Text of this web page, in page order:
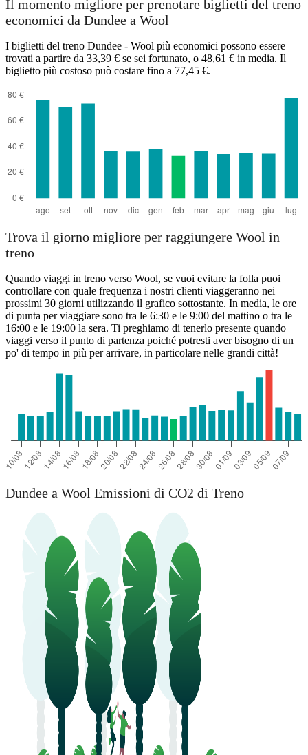
Il momento migliore per prenotare biglietti del treno
economici da Dundee a Wool
I biglietti del treno Dundee - Wool più economici possono essere
trovati a partire da 33,39 € se sei fortunato, o 48,61 € in media. Il
biglietto più costoso può costare fino a 77,45 €.
Trova il giorno migliore per raggiungere Wool in
treno
Quando viaggi in treno verso Wool, se vuoi evitare la folla puoi
controllare con quale frequenza i nostri clienti viaggeranno nei
prossimi 30 giorni utilizzando il grafico sottostante. In media, le ore
di punta per viaggiare sono tra le 6:30 e le 9:00 del mattino o tra le
16:00 e le 19:00 la sera. Ti preghiamo di tenerlo presente quando
viaggi verso il punto di partenza poiché potresti aver bisogno di un
po' di tempo in più per arrivare, in particolare nelle grandi città!
Dundee a Wool Emissioni di CO2 di Treno